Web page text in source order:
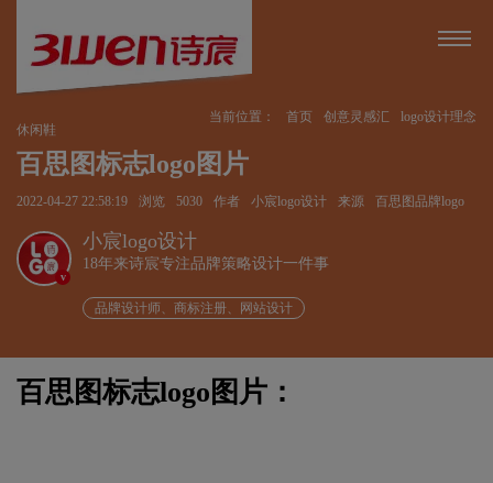
当前位置： 首页 创意灵感汇
logo设计理念
休闲鞋
百思图标志logo图片
2022-04-27 22:58:19 浏览 5030 作者 小宸logo设计 来源 百思图品牌logo
v
小宸logo设计
18年来诗宸专注品牌策略设计一件事
品牌设计师、商标注册、网站设计
百思图标志logo图片：